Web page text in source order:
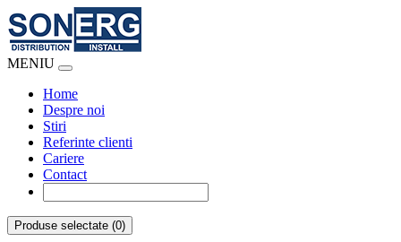
MENIU
Home
Despre noi
Stiri
Referinte clienti
Cariere
Contact
Produse selectate (0)